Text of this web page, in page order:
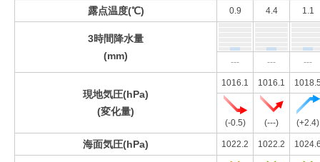
露点温度(℃) 0.9 4.4 1.1
3時間降水量
(mm)
--- --- ---
現地気圧(hPa)
(変化量)
1016.1 1016.1
(-0.5) (---) (+2.4)
海面気圧(hPa) 1022.2 1022.2